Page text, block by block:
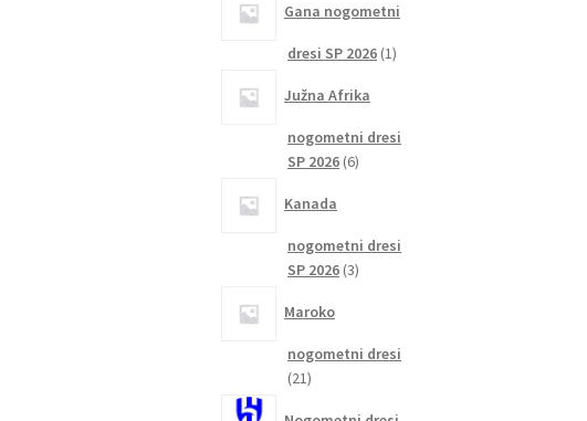
Gana nogometni
dresi SP 2026 11
Južna Afrika
nogometni dresi
SP 2026 66
Kanada
nogometni dresi
SP 2026 33
Maroko
nogometni dresi
2121